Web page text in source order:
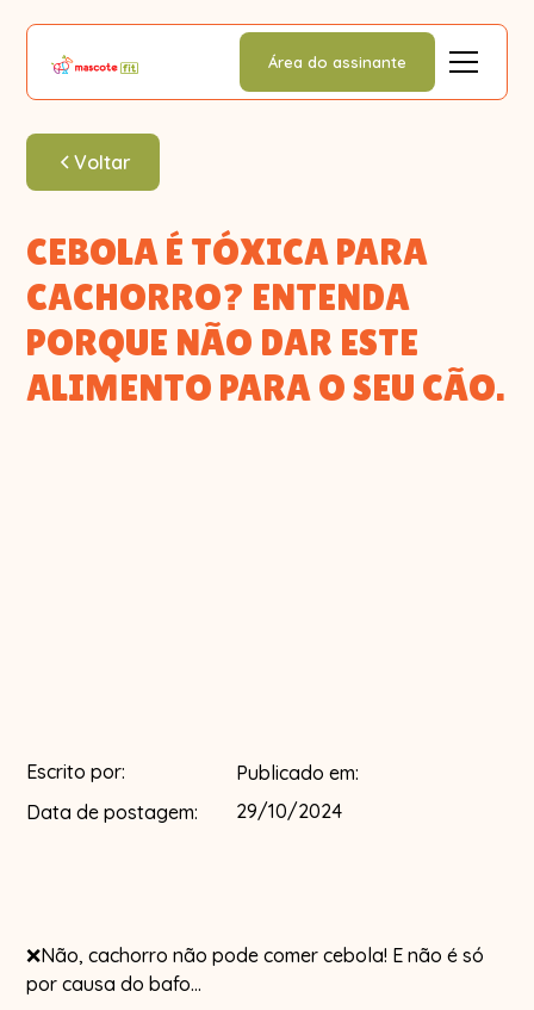
Área do assinante
Voltar
CEBOLA É TÓXICA PARA
CACHORRO? ENTENDA
PORQUE NÃO DAR ESTE
ALIMENTO PARA O SEU CÃO.
Escrito por:
Data de postagem:
Publicado em:
29/10/2024
❌Não, cachorro não pode comer cebola! E não é só
por causa do bafo...